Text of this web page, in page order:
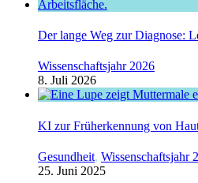
Der lange Weg zur Diagnose:
Wissenschaftsjahr 2026
8. Juli 2026
KI zur Früherkennung von
Gesundheit, Wissenschaftsjahr
25. Juni 2025